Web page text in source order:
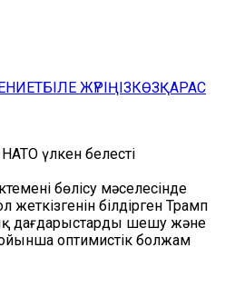
БІЛЕ ЖҮРІҢІЗКӨЗҚАРАС
үлкен белесті
бөлісу мәселесінде
жеткізгенін білдірген Трамп
дағдарыстарды шешу және
оптимистік болжам